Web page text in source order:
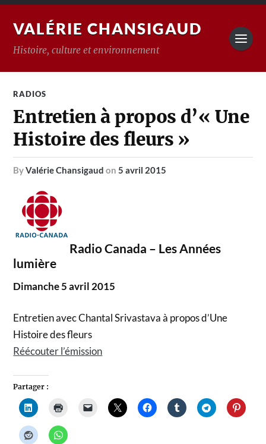
VALÉRIE CHANSIGAUD
Histoire, culture et environnement
RADIOS
Entretien à propos d’« Une
Histoire des fleurs »
byValérie Chansigaud on5 avril 2015
Radio Canada – Les Années
lumière
Dimanche 5 avril 2015
Entretien avec Chantal Srivastava à propos d’Une
Histoire des fleurs
Réécouter l’émission
Partager :